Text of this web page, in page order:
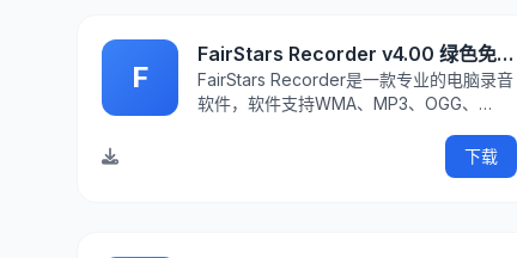
F
FairStars Recorder v4.00 绿色免费版
FairStars Recorder是一款专业的电脑录音
软件，软件支持WMA、MP3、OGG、
用户实时录制电脑声卡或是麦克风中的声
音，并将其保存为指定的格式。KK下载站
下载